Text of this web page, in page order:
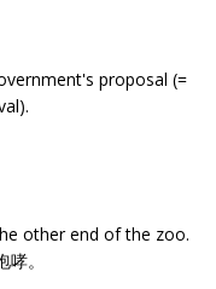
proposal (=
other end of the zoo.
。